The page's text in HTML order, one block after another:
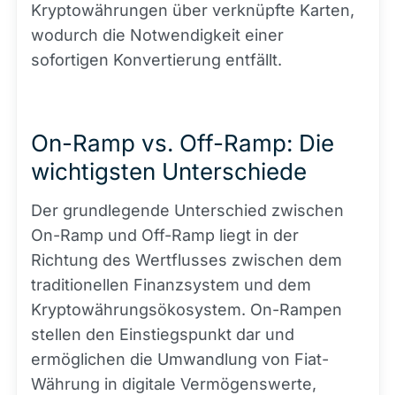
Kryptowährungen über verknüpfte Karten,
wodurch die Notwendigkeit einer
sofortigen Konvertierung entfällt.
On-Ramp vs. Off-Ramp: Die
wichtigsten Unterschiede
Der grundlegende Unterschied zwischen
On-Ramp und Off-Ramp liegt in der
Richtung des Wertflusses zwischen dem
traditionellen Finanzsystem und dem
Kryptowährungsökosystem. On-Rampen
stellen den Einstiegspunkt dar und
ermöglichen die Umwandlung von Fiat-
Währung in digitale Vermögenswerte,